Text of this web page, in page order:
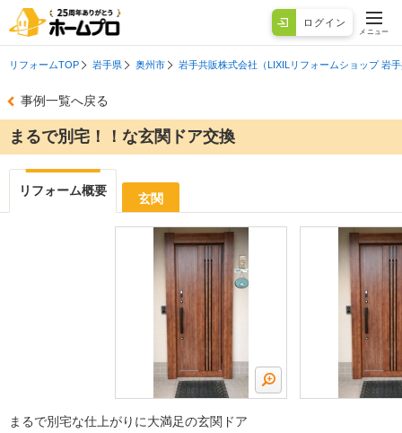
ログイン
メニュー
リフォームTOP 岩手県 奥州市 岩手共販株式会社（LIXILリフォームショップ 岩
事例一覧へ戻る
まるで別宅！！な玄関ドア交換
リフォーム概要
玄関
まるで別宅な仕上がりに大満足の玄関ドア